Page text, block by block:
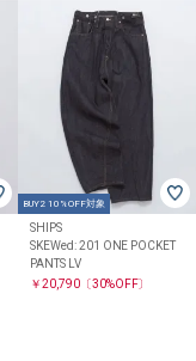
BUY2 10%OFF対象
SHIPS
SKEWed: 201 ONE POCKET
PANTS LV
￥20,790〔30%OFF〕